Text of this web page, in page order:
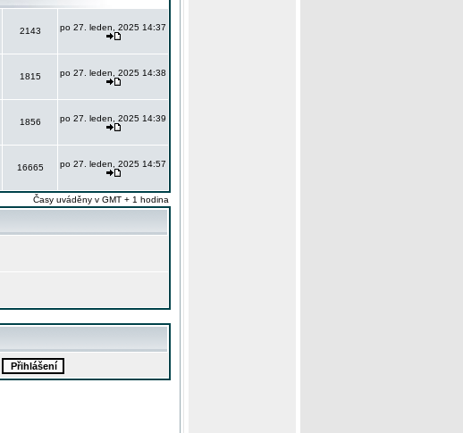
2143 po 27. leden, 2025 14:37
1815 po 27. leden, 2025 14:38
1856 po 27. leden, 2025 14:39
16665 po 27. leden, 2025 14:57
Časy uváděny v GMT + 1 hodina